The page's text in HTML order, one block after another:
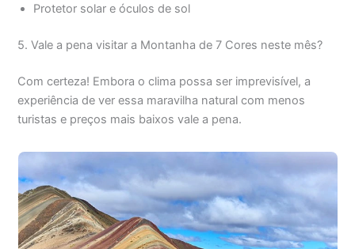
Protetor solar e óculos de sol
5. Vale a pena visitar a Montanha de 7 Cores neste mês?
Com certeza! Embora o clima possa ser imprevisível, a
experiência de ver essa maravilha natural com menos
turistas e preços mais baixos vale a pena.